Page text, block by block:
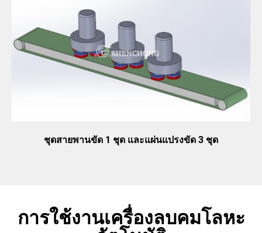
ชุดสายพานขัด 1 ชุด และแผ่นแปรงขัด 3 ชุด
การใช้งานเครื่องลบคมโลหะ